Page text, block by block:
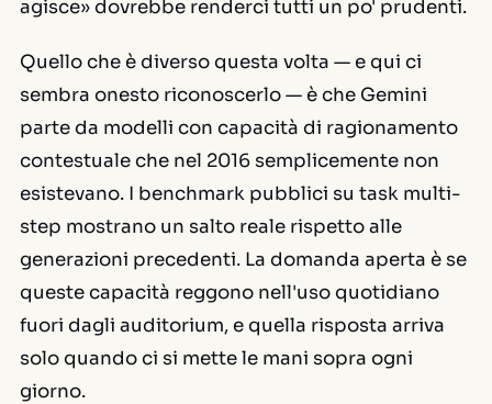
agisce» dovrebbe renderci tutti un po' prudenti.
Quello che è diverso questa volta — e qui ci
sembra onesto riconoscerlo — è che Gemini
parte da modelli con capacità di ragionamento
contestuale che nel 2016 semplicemente non
esistevano. I benchmark pubblici su task multi-
step mostrano un salto reale rispetto alle
generazioni precedenti. La domanda aperta è se
queste capacità reggono nell'uso quotidiano
fuori dagli auditorium, e quella risposta arriva
solo quando ci si mette le mani sopra ogni
giorno.